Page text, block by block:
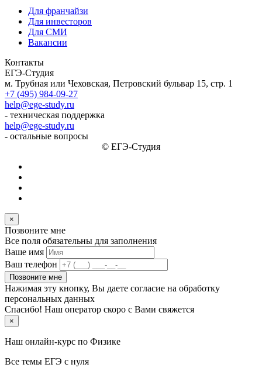
Для франчайзи
Для инвесторов
Для СМИ
Вакансии
Контакты
ЕГЭ-Студия
м. Трубная или Чеховская, Петровский бульвар 15, стр. 1
+7 (495) 984-09-27
help@ege-study.ru
- техническая поддержка
help@ege-study.ru
- остальные вопросы
© ЕГЭ-Студия
×
Позвоните мне
Все поля обязательны для заполнения
Ваше имя
Ваш телефон
Позвоните мне
Нажимая эту кнопку, Вы даете согласие на обработку
персональных данных
Спасибо! Наш оператор скоро с Вами свяжется
×
Наш онлайн-курс по Физике
Все темы ЕГЭ с нуля